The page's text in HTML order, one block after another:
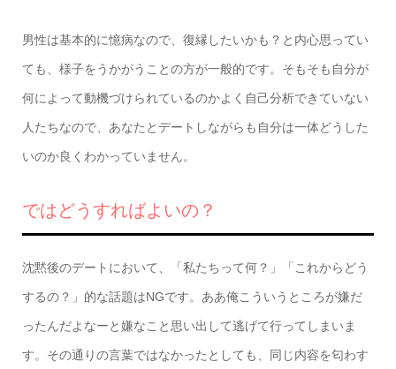
男性は基本的に憶病なので、復縁したいかも？と内心思ってい
ても、様子をうかがうことの方が一般的です。そもそも自分が
何によって動機づけられているのかよく自己分析できていない
人たちなので、あなたとデートしながらも自分は一体どうした
いのか良くわかっていません。
ではどうすればよいの？
沈黙後のデートにおいて、「私たちって何？」「これからどう
するの？」的な話題はNGです。ああ俺こういうところが嫌だ
ったんだよなーと嫌なこと思い出して逃げて行ってしまいま
す。その通りの言葉ではなかったとしても、同じ内容を匂わす